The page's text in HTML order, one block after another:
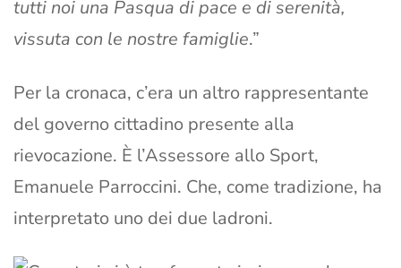
tutti noi una Pasqua di pace e di serenità,
vissuta con le nostre famiglie.”
Per la cronaca, c’era un altro rappresentante
del governo cittadino presente alla
rievocazione. È l’Assessore allo Sport,
Emanuele Parroccini. Che, come tradizione, ha
interpretato uno dei due ladroni.